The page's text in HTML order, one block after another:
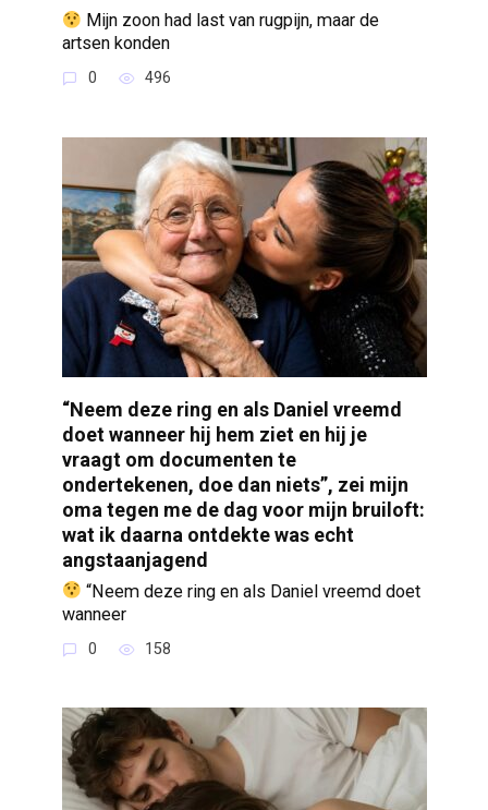
Mijn zoon had last van rugpijn, maar de
artsen konden
0 496
“Neem deze ring en als Daniel vreemd
doet wanneer hij hem ziet en hij je
vraagt om documenten te
ondertekenen, doe dan niets”, zei mijn
oma tegen me de dag voor mijn bruiloft:
wat ik daarna ontdekte was echt
angstaanjagend
“Neem deze ring en als Daniel vreemd doet
wanneer
0 158